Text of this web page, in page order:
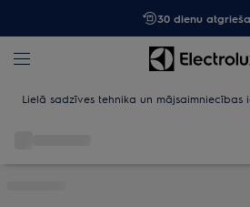
30 dienu
Lielā sadzīves tehnika un mājsaimniecības